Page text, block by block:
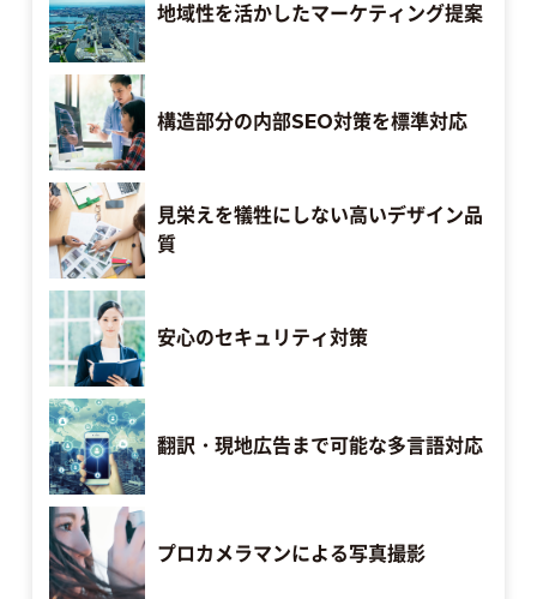
地域性を活かしたマーケティング提案
構造部分の内部SEO対策を標準対応
見栄えを犠牲にしない高いデザイン品
質
安心のセキュリティ対策
翻訳・現地広告まで可能な多言語対応
プロカメラマンによる写真撮影